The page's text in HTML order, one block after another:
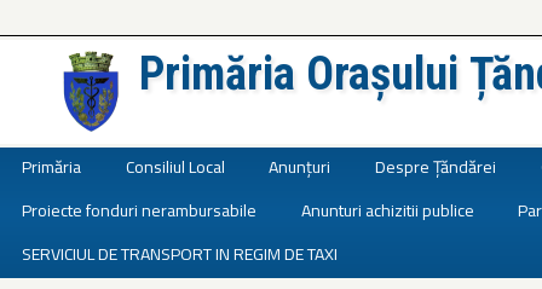
Primăria Orașului
Primăria Consiliul Local Anunțuri Despre Țăndărei
Proiecte fonduri nerambursabile
Anunturi achizitii publice
SERVICIUL DE TRANSPORT IN REGIM DE TAXI